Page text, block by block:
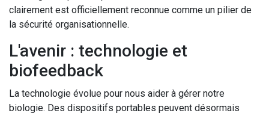
clairement est officiellement reconnue comme un pilier de
la sécurité organisationnelle.
L'avenir : technologie et
biofeedback
La technologie évolue pour nous aider à gérer notre
biologie. Des dispositifs portables peuvent désormais